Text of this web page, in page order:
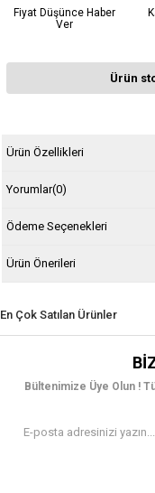
Fiyat Düşünce Haber
Ver
Ürün
Ürün Özellikleri
Yorumlar(0)
Ödeme Seçenekleri
Ürün Önerileri
En Çok Satılan Ürünler
Bültenimize Üye Olun !